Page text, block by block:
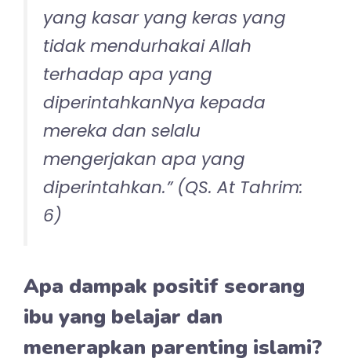
namun semoga Allah mencatat kita
sebagai manusia yang berusaha
“Hai orang-orang yang
beriman, peliharalah dirimu
dan keluargamu dari api
neraka yang bahan bakarnya
yang kasar yang keras yang
tidak mendurhakai Allah
terhadap apa yang